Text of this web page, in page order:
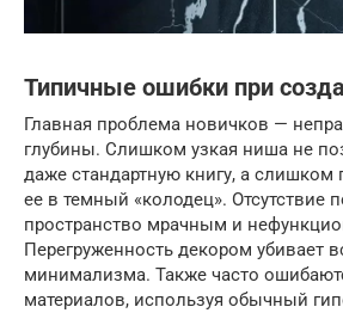
Типичные ошибки при
Главная проблема новичков —
глубины. Слишком узкая ниша не
даже стандартную книгу, а слишком
ее в темный «колодец». Отсутствие
пространство мрачным и
Перегруженность декором убивает
минимализма. Также часто
материалов, используя обычный